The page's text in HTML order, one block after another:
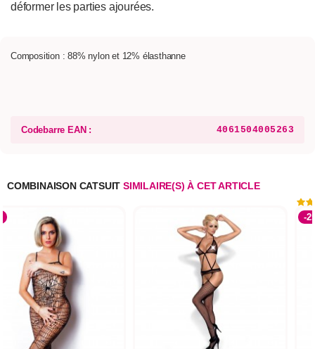
déformer les parties ajourées.
Composition : 88% nylon et 12% élasthanne
Codebarre EAN : 4061504005263
COMBINAISON CATSUIT SIMILAIRE(S) À CET ARTICLE
-